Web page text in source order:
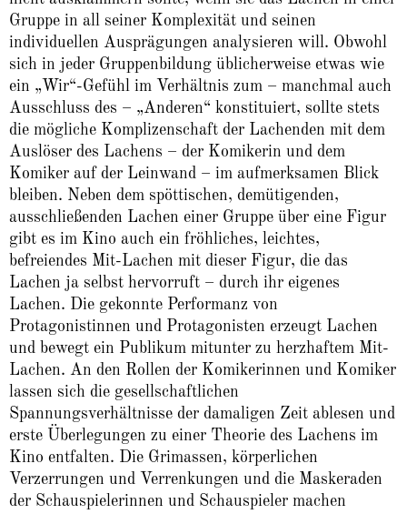
Gruppe in all seiner Komplexität und seinen
individuellen Ausprägungen analysieren will. Obwohl
sich in jeder Gruppenbildung üblicherweise etwas wie
ein „Wir“-Gefühl im Verhältnis zum – manchmal auch
Ausschluss des – „Anderen“ konstituiert, sollte stets
die mögliche Komplizenschaft der Lachenden mit dem
Auslöser des Lachens – der Komikerin und dem
Komiker auf der Leinwand – im aufmerksamen Blick
bleiben. Neben dem spöttischen, demütigenden,
ausschließenden Lachen einer Gruppe über eine Figur
gibt es im Kino auch ein fröhliches, leichtes,
befreiendes Mit-Lachen mit dieser Figur, die das
Lachen ja selbst hervorruft – durch ihr eigenes
Lachen. Die gekonnte Performanz von
Protagonistinnen und Protagonisten erzeugt Lachen
und bewegt ein Publikum mitunter zu herzhaftem Mit-
Lachen. An den Rollen der Komikerinnen und Komiker
lassen sich die gesellschaftlichen
Spannungsverhältnisse der damaligen Zeit ablesen und
erste Überlegungen zu einer Theorie des Lachens im
Kino entfalten. Die Grimassen, körperlichen
Verzerrungen und Verrenkungen und die Maskeraden
der Schauspielerinnen und Schauspieler machen